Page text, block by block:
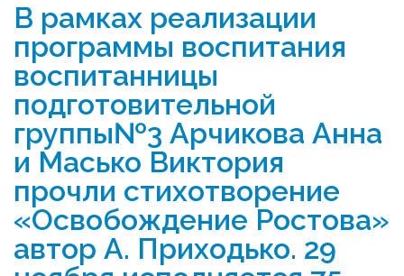
Деятельность
Родителям
Учитель года
Противодействие коррупции
Реализация соц заказа
В рамках реализации
программы воспитания
воспитанницы
подготовительной
группы№3 Арчикова Анна
и Масько Виктория
прочли стихотворение
«Освобождение Ростова»
автор А. Приходько. 29